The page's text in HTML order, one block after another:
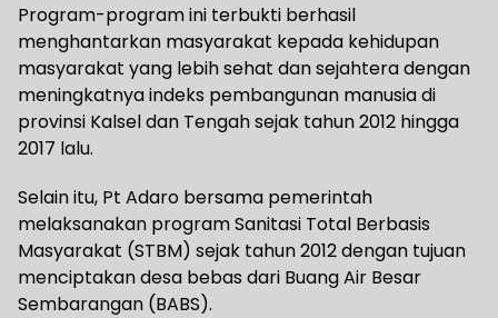
Program-program ini terbukti berhasil
menghantarkan masyarakat kepada kehidupan
masyarakat yang lebih sehat dan sejahtera dengan
meningkatnya indeks pembangunan manusia di
provinsi Kalsel dan Tengah sejak tahun 2012 hingga
2017 lalu.
Selain itu, Pt Adaro bersama pemerintah
melaksanakan program Sanitasi Total Berbasis
Masyarakat (STBM) sejak tahun 2012 dengan tujuan
menciptakan desa bebas dari Buang Air Besar
Sembarangan (BABS).